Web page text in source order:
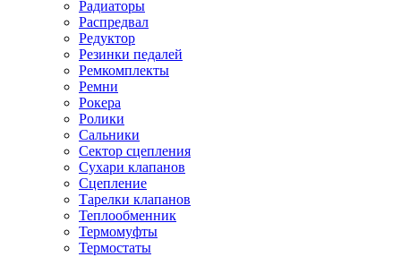
Радиаторы
Распредвал
Редуктор
Резинки педалей
Ремкомплекты
Ремни
Рокера
Ролики
Сальники
Сектор сцепления
Сухари клапанов
Сцепление
Тарелки клапанов
Теплообменник
Термомуфты
Термостаты